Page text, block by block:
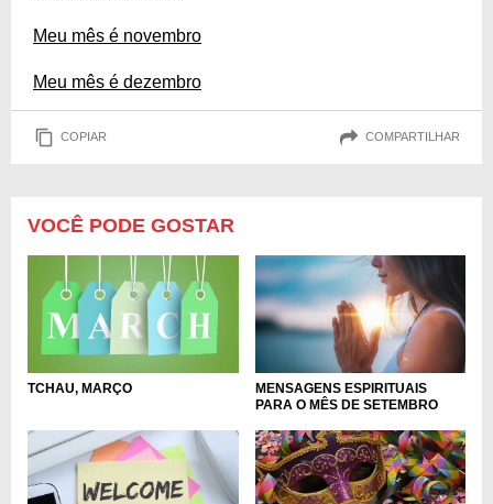
Meu mês é novembro
Meu mês é dezembro
COPIAR COMPARTILHAR
VOCÊ PODE GOSTAR
TCHAU, MARÇO
MENSAGENS ESPIRITUAIS
PARA O MÊS DE SETEMBRO